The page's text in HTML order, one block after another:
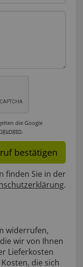
die Google
.
bestätigen
finden Sie in der
.
widerrufen,
wir von Ihnen
Lieferkosten
die sich